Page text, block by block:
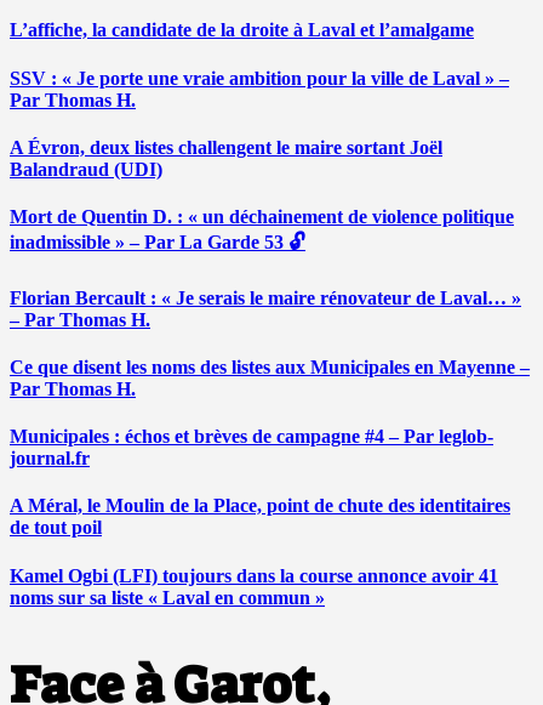
L’affiche, la candidate de la droite à Laval et l’amalgame
SSV : « Je porte une vraie ambition pour la ville de Laval » –
Par Thomas H.
A Évron, deux listes challengent le maire sortant Joël
Balandraud (UDI)
Mort de Quentin D. : « un déchainement de violence politique
inadmissible » – Par La Garde 53 🔓
Florian Bercault : « Je serais le maire rénovateur de Laval… »
– Par Thomas H.
Ce que disent les noms des listes aux Municipales en Mayenne –
Par Thomas H.
Municipales : échos et brèves de campagne #4 – Par leglob-
journal.fr
A Méral, le Moulin de la Place, point de chute des identitaires
de tout poil
Kamel Ogbi (LFI) toujours dans la course annonce avoir 41
noms sur sa liste « Laval en commun »
Face à Garot,